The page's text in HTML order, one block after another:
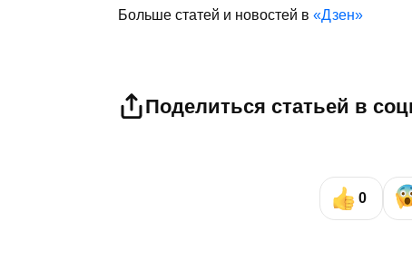
Больше статей и новостей в «Дзен»
Поделиться статьей в
0